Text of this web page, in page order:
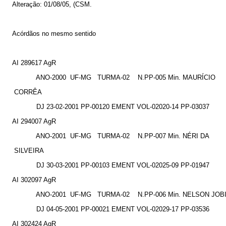
Alteração: 01/08/05, (CSM.
Acórdãos no mesmo sentido
AI 289617 AgR
ANO-2000 UF-MG TURMA-02
N.PP-005 Min. MAURÍCIO
CORRÊA
DJ 23-02-2001 PP-00120 EMENT VOL-02020-14 PP-03037
AI 294007 AgR
ANO-2001
UF-MG TURMA-02
N.PP-007 Min. NÉRI DA
SILVEIRA
DJ 30-03-2001 PP-00103 EMENT VOL-02025-09 PP-01947
AI 302097 AgR
ANO-2001
UF-MG TURMA-02
N.PP-006 Min. NELSON
DJ 04-05-2001 PP-00021 EMENT VOL-02029-17 PP-03536
AI 302424 AgR